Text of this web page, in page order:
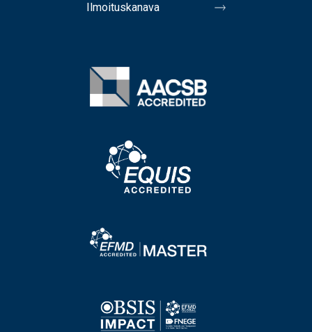
Ilmoituskanava
Image
Image
Image
Image